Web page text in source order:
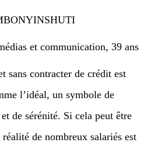
et communication, 39 ans
sans contracter de crédit est
l’idéal, un symbole de
de sérénité. Si cela peut être
de nombreux salariés est